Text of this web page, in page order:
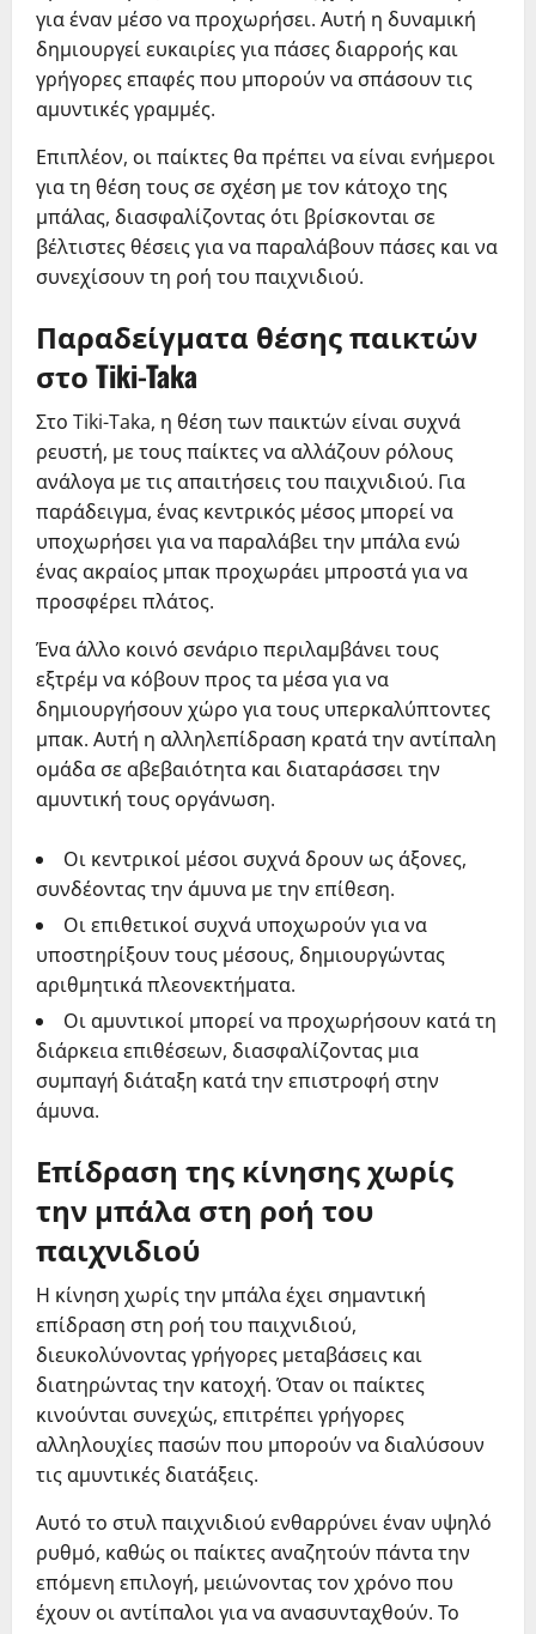
για έναν μέσο να προχωρήσει. Αυτή η δυναμική
δημιουργεί ευκαιρίες για πάσες διαρροής και
γρήγορες επαφές που μπορούν να σπάσουν τις
αμυντικές γραμμές.
Επιπλέον, οι παίκτες θα πρέπει να είναι ενήμεροι
για τη θέση τους σε σχέση με τον κάτοχο της
μπάλας, διασφαλίζοντας ότι βρίσκονται σε
βέλτιστες θέσεις για να παραλάβουν πάσες και να
συνεχίσουν τη ροή του παιχνιδιού.
Παραδείγματα θέσης παικτών
στο Tiki-Taka
Στο Tiki-Taka, η θέση των παικτών είναι συχνά
ρευστή, με τους παίκτες να αλλάζουν ρόλους
ανάλογα με τις απαιτήσεις του παιχνιδιού. Για
παράδειγμα, ένας κεντρικός μέσος μπορεί να
υποχωρήσει για να παραλάβει την μπάλα ενώ
ένας ακραίος μπακ προχωράει μπροστά για να
προσφέρει πλάτος.
Ένα άλλο κοινό σενάριο περιλαμβάνει τους
εξτρέμ να κόβουν προς τα μέσα για να
δημιουργήσουν χώρο για τους υπερκαλύπτοντες
μπακ. Αυτή η αλληλεπίδραση κρατά την αντίπαλη
ομάδα σε αβεβαιότητα και διαταράσσει την
αμυντική τους οργάνωση.
Οι κεντρικοί μέσοι συχνά δρουν ως άξονες,
συνδέοντας την άμυνα με την επίθεση.
Οι επιθετικοί συχνά υποχωρούν για να
υποστηρίξουν τους μέσους, δημιουργώντας
αριθμητικά πλεονεκτήματα.
Οι αμυντικοί μπορεί να προχωρήσουν κατά τη
διάρκεια επιθέσεων, διασφαλίζοντας μια
συμπαγή διάταξη κατά την επιστροφή στην
άμυνα.
Επίδραση της κίνησης χωρίς
την μπάλα στη ροή του
παιχνιδιού
Η κίνηση χωρίς την μπάλα έχει σημαντική
επίδραση στη ροή του παιχνιδιού,
διευκολύνοντας γρήγορες μεταβάσεις και
διατηρώντας την κατοχή. Όταν οι παίκτες
κινούνται συνεχώς, επιτρέπει γρήγορες
αλληλουχίες πασών που μπορούν να διαλύσουν
τις αμυντικές διατάξεις.
Αυτό το στυλ παιχνιδιού ενθαρρύνει έναν υψηλό
ρυθμό, καθώς οι παίκτες αναζητούν πάντα την
επόμενη επιλογή, μειώνοντας τον χρόνο που
έχουν οι αντίπαλοι για να ανασυνταχθούν. Το